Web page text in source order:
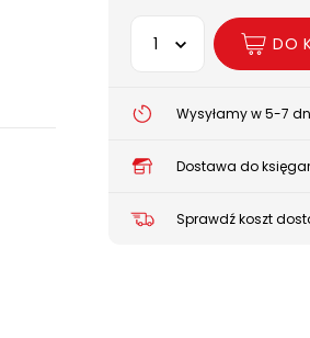
Wybierz opcję
DO
Wysyłamy w 5-7
Dostawa do
Sprawdź koszt